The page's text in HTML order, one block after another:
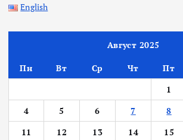
English
Август 2025
Пн Вт Ср Чт Пт
1
4
5 6 7 8
11
12 13 14 15